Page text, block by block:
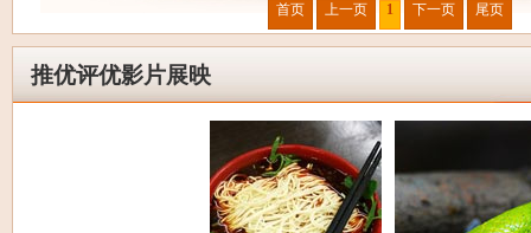
首页 上一页 1 下一页 尾页
推优评优影片展映